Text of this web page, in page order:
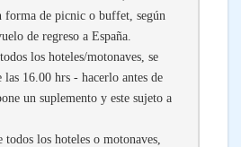
forma de picnic o buffet, según
de regreso a España.
los hoteles/motonaves, se
las 16.00 hrs - hacerlo antes de
un suplemento y este sujeto a
todos los hoteles o motonaves,